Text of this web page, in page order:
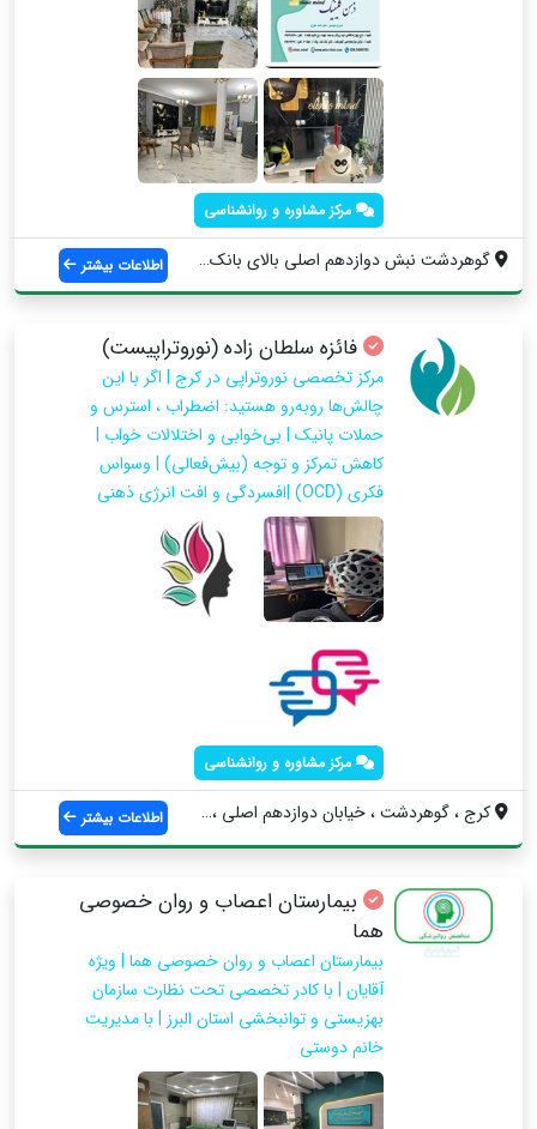
مرکز مشاوره و روانشناسی
گوهردشت نبش دوازدهم اصلی بالای بانک ملت ... اطلاعات بیشتر
فائزه سلطان زاده (نوروتراپیست)
مرکز تخصصی نوروتراپی در کرج | اگر با این
چالش‌ها روبه‌رو هستید: اضطراب ، استرس و
حملات پانیک | بی‌خوابی و اختلالات خواب |
کاهش تمرکز و توجه (بیش‌فعالی) | وسواس
فکری (OCD) |افسردگی و افت انرژی ذهنی
مرکز مشاوره و روانشناسی
کرج ، گوهردشت ، خیابان دوازدهم اصلی ، با... اطلاعات بیشتر
بیمارستان اعصاب و روان خصوصی
هما
بیمارستان اعصاب و روان خصوصی هما | ویژه
آقایان | با کادر تخصصی تحت نظارت سازمان
بهزیستی و توانبخشی استان البرز | با مدیریت
خانم دوستی